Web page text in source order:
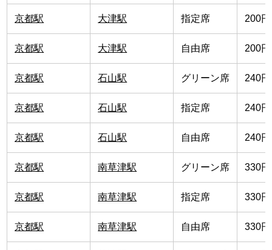
京都駅 大津駅 指定席 200円
京都駅 大津駅 自由席 200円
京都駅 石山駅 グリーン席 240円
京都駅 石山駅 指定席 240円
京都駅 石山駅 自由席 240円
京都駅 南草津駅 グリーン席 330円
京都駅 南草津駅 指定席 330円
京都駅 南草津駅 自由席 330円